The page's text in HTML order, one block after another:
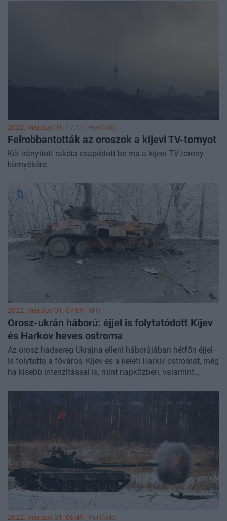
2022. március 01. 17:17 | Portfolio
Felrobbantották az oroszok a kijevi TV-tornyot
Két irányított rakéta csapódott be ma a kijevi TV-torony
környékére.
2022. március 01. 07:09 | MTI
Orosz-ukrán háború: éjjel is folytatódott Kijev
és Harkov heves ostroma
Az orosz hadsereg Ukrajna elleni háborújában hétfőn éjjel
is folytatta a főváros, Kijev és a keleti Harkiv ostromát, még
ha kisebb intenzitással is, mint napközben, valamint
2022. március 01. 06:49 | Portfolio